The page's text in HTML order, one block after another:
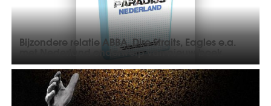
Bijzondere relatie ABBA, Dire Straits, Eagles e.a.
met Nederland onderwerp van nieuw boek